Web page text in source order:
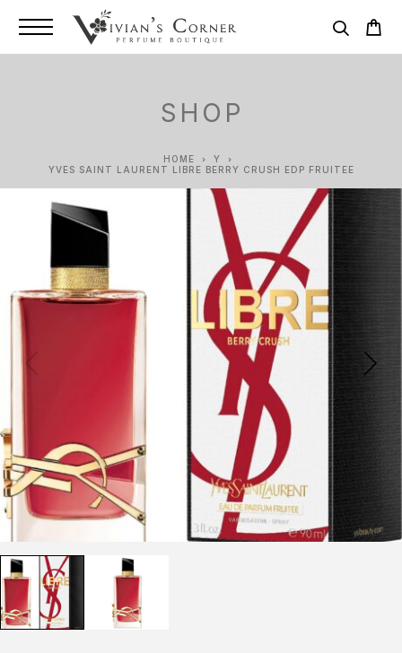
SHOP
HOME
Y
YVES SAINT LAURENT LIBRE BERRY CRUSH EDP FRUITEE